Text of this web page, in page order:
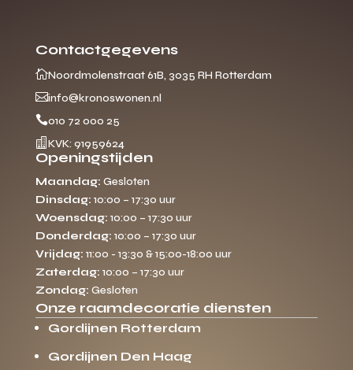
Contactgegevens
Noordmolenstraat 61B, 3035 RH Rotterdam
info@kronoswonen.nl
010 72 000 25
 KVK: 91959624
Openingstijden
Maandag: Gesloten
Dinsdag: 10:00 – 17:30 uur
Woensdag: 10:00 – 17:30 uur
Donderdag: 10:00 – 17:30 uur
Vrijdag: 11:00 - 13:30 & 15:00-18:00 uur
Zaterdag: 10:00 – 17:30 uur
Zondag: Gesloten
Onze raamdecoratie diensten
Gordijnen Rotterdam
Gordijnen Den Haag